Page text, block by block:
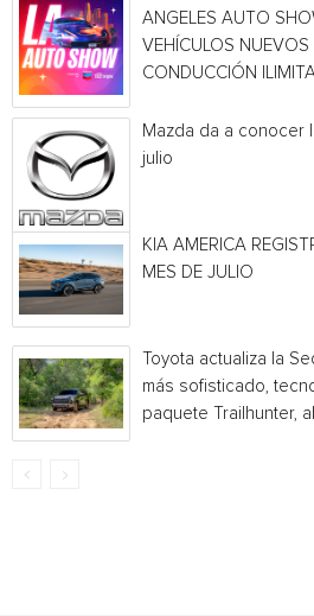
ANGELES AUTO
VEHÍCULOS NUEVOS
CONDUCCIÓN
Mazda da a conocer
julio
KIA AMERICA
MES DE JULIO
Toyota actualiza la
más sofisticado,
paquete Trailhunter,